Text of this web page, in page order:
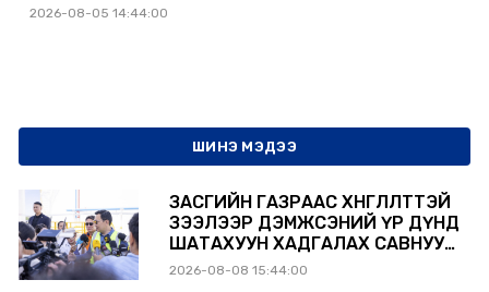
2026-08-05 14:44:00
ШИНЭ МЭДЭЭ
ЗАСГИЙН ГАЗРААС ХӨНГӨЛӨЛТТЭЙ
ЗЭЭЛЭЭР ДЭМЖСЭНИЙ ҮР ДҮНД
ШАТАХУУН ХАДГАЛАХ САВНУУД
ЭХНЭЭСЭЭ АШИГЛАЛТАД ОРЖ
2026-08-08 15:44:00